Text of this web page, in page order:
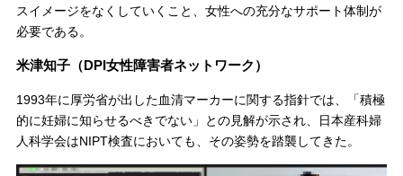
スイメージをなくしていくこと、女性への充分なサポート体制が
必要である。
米津知子（DPI女性障害者ネットワーク）
1993年に厚労省が出した血清マーカーに関する指針では、「積極
的に妊婦に知らせるべきでない」との見解が示され、日本産科婦
人科学会はNIPT検査においても、その姿勢を踏襲してきた。